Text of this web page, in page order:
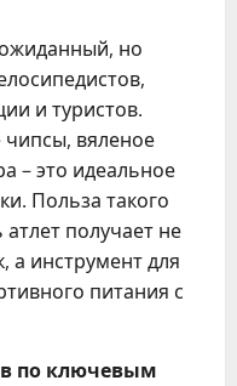
но
и туристов.
вяленое
– это идеальное
Польза такого
получает не
а инструмент для
питания с
по ключевым